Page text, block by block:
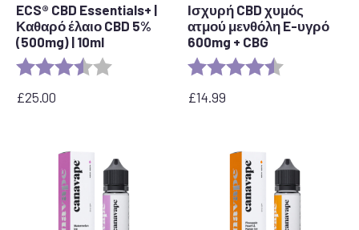
ECS® CBD Essentials+ |
Καθαρό έλαιο CBD 5%
(500mg) | 10ml
Αξιολόγηση: 3.8 out of 5 stars
£25.00
Ισχυρή CBD χυμός
ατμού μενθόλη E-υγρό
600mg + CBG
Αξιολόγηση:
£14.99